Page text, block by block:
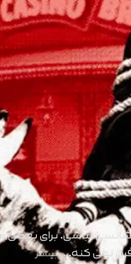
نباشی. برای بعضی
نمی کنه…بیشتر